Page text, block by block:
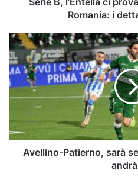
|
Mercato
Romania: i
Avellino-
Patierno,
sarà
separazione:
l'attaccante
andrà
Avellino-Patierno, sarà